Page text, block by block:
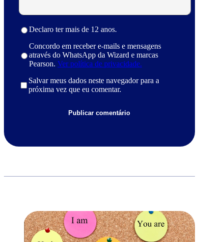
Declaro ter mais de 12 anos.
Concordo em receber e-mails e mensagens
através do WhatsApp da Wizard e marcas
Pearson. Ver política de privacidade.
Salvar meus dados neste navegador para a
próxima vez que eu comentar.